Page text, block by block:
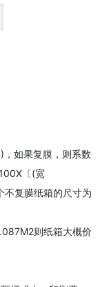
如果复膜，则系数
〔(宽
复膜纸箱的尺寸为
则纸箱大概价